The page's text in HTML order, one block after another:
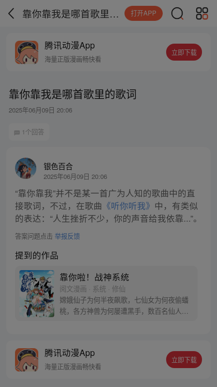
靠你靠我是哪首歌里的歌词 打开APP
腾讯动漫App
海量正版漫画畅快看
立即下载
靠你靠我是哪首歌里的歌词
2025年06月09日 20:06
1个回答
银色百合
2025年06月09日 20:06
“靠你靠我”并不是某一首广为人知的歌曲中的直
接歌词，不过，在歌曲 《听你听我》 中，有类似
的表达：“人生挫折不少，你的声音给我依靠...”。
答案问题点击 举报反馈
提到的作品
靠你啦！战神系统
阅文漫画 · 系统 · 修仙
嫦娥仙子为何半夜飙歌，七仙女为何夜偷蟠
桃，各方神兽为何屡遭黑手，数百名仙人集
界，开启探索与发现之旅！
腾讯动漫App
海量正版漫画畅快看
立即下载